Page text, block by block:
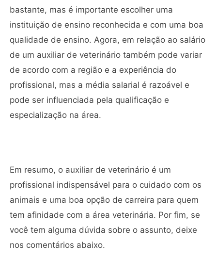
bastante, mas é importante escolher uma
instituição de ensino reconhecida e com uma boa
qualidade de ensino. Agora, em relação ao salário
de um auxiliar de veterinário também pode variar
de acordo com a região e a experiência do
profissional, mas a média salarial é razoável e
pode ser influenciada pela qualificação e
especialização na área.
Em resumo, o auxiliar de veterinário é um
profissional indispensável para o cuidado com os
animais e uma boa opção de carreira para quem
tem afinidade com a área veterinária. Por fim, se
você tem alguma dúvida sobre o assunto, deixe
nos comentários abaixo.